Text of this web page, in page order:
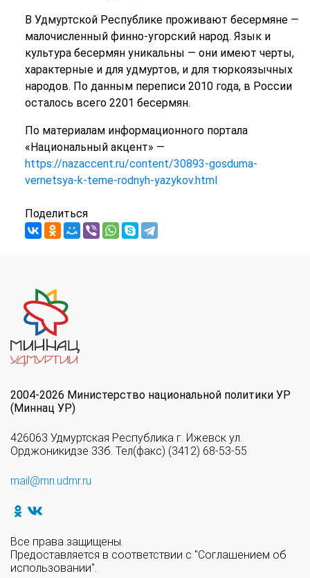
В Удмуртской Республике проживают бесермяне —
малочисленный финно-угорский народ. Язык и
культура бесермян уникальны — они имеют черты,
характерные и для удмуртов, и для тюркоязычных
народов. По данным переписи 2010 года, в России
осталось всего 2201 бесермян.
По материалам информационного портала
«Национальный акцент» —
https://nazaccent.ru/content/30893-gosduma-
vernetsya-k-teme-rodnyh-yazykov.html
Поделиться
2004-2026 Министерство национальной политики УР
(Миннац УР)
426063 Удмуртская Республика г. Ижевск ул.
Орджоникидзе 33б. Тел(факс) (3412) 68-53-55
mail@mn.udmr.ru
Все права защищены.
Предоставляется в соответствии с "Соглашением об
использовании".